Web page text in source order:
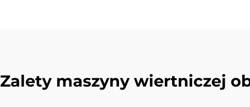
Zalety maszyny wiertniczej